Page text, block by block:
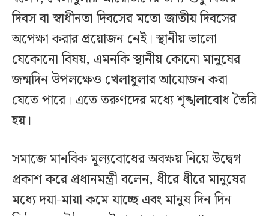
দিবস বা স্বাধীনতা দিবসের মতো জাতীয় দিবসের
অপেক্ষা করার প্রয়োজন নেই। স্থানীয় ভালো
যেকোনো বিষয়, এমনকি স্থানীয় কোনো মানুষের
জন্মদিন উপলক্ষেও খেলাধুলার আয়োজন করা
যেতে পারে। এতে তরুণদের মধ্যে শৃঙ্খলাবোধ তৈরি
হয়।
সমাজে মানবিক মূল্যবোধের অবক্ষয় নিয়ে উদ্বেগ
প্রকাশ করে প্রধানমন্ত্রী বলেন, ধীরে ধীরে মানুষের
মধ্যে দয়া-মায়া কমে যাচ্ছে এবং মানুষ দিন দিন